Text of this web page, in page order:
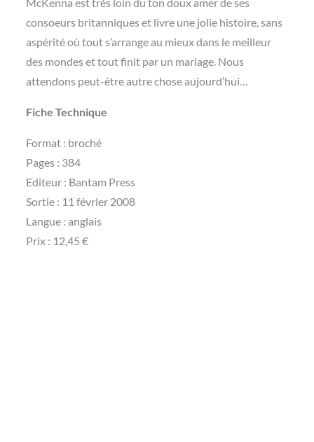
consoeurs britanniques et livre une jolie histoire, sans
aspérité où tout s’arrange au mieux dans le meilleur
des mondes et tout finit par un mariage. Nous
attendons peut-être autre chose aujourd’hui…
Fiche Technique
Format : broché
Pages : 384
Editeur : Bantam Press
Sortie : 11 février 2008
Langue : anglais
Prix : 12,45 €